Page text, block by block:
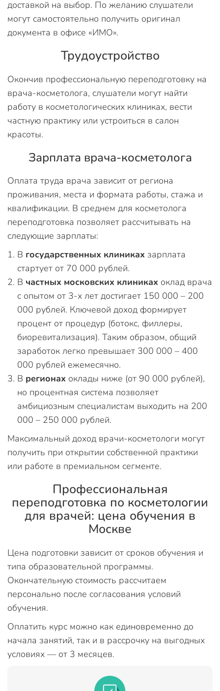
доставкой на выбор. По желанию слушатели
могут самостоятельно получить оригинал
документа в офисе «ИМО».
Трудоустройство
Окончив профессиональную переподготовку на
врача-косметолога, слушатели могут найти
работу в косметологических клиниках, вести
частную практику или устроиться в салон
красоты.
Зарплата врача-косметолога
Оплата труда врача зависит от региона
проживания, места и формата работы, стажа и
квалификации. В среднем для косметолога
переподготовка позволяет рассчитывать на
следующие зарплаты:
В государственных клиниках зарплата
стартует от 70 000 рублей.
В частных московских клиниках оклад врача
с опытом от 3-х лет достигает 150 000 – 200
000 рублей. Ключевой доход формирует
процент от процедур (ботокс, филлеры,
биоревитализация). Таким образом, общий
заработок легко превышает 300 000 – 400
000 рублей ежемесячно.
В регионах оклады ниже (от 90 000 рублей),
но процентная система позволяет
амбициозным специалистам выходить на 200
000 – 250 000 рублей.
Максимальный доход врачи-косметологи могут
получить при открытии собственной практики
или работе в премиальном сегменте.
Профессиональная
переподготовка по косметологии
для врачей: цена обучения в
Москве
Цена подготовки зависит от сроков обучения и
типа образовательной программы.
Окончательную стоимость рассчитаем
персонально после согласования условий
обучения.
Оплатить курс можно как единовременно до
начала занятий, так и в рассрочку на выгодных
условиях — от 3 месяцев.